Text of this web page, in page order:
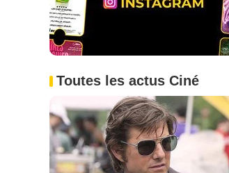
Toutes les actus Ciné